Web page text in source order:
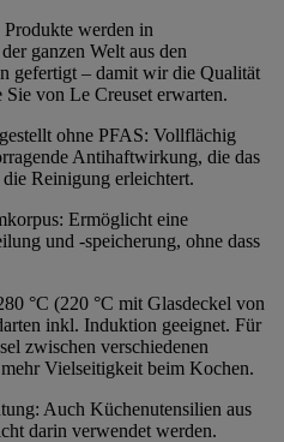
werden in
ganzen Welt aus den
gefertigt – damit wir die Qualität
von Le Creuset erwarten.
ohne PFAS: Vollflächig
Antihaftwirkung, die das
Reinigung erleichtert.
Ermöglicht eine
und -speicherung, ohne dass
°C (220 °C mit Glasdeckel von
inkl. Induktion geeignet. Für
zwischen verschiedenen
Vielseitigkeit beim Kochen.
Auch Küchenutensilien aus
darin verwendet werden.